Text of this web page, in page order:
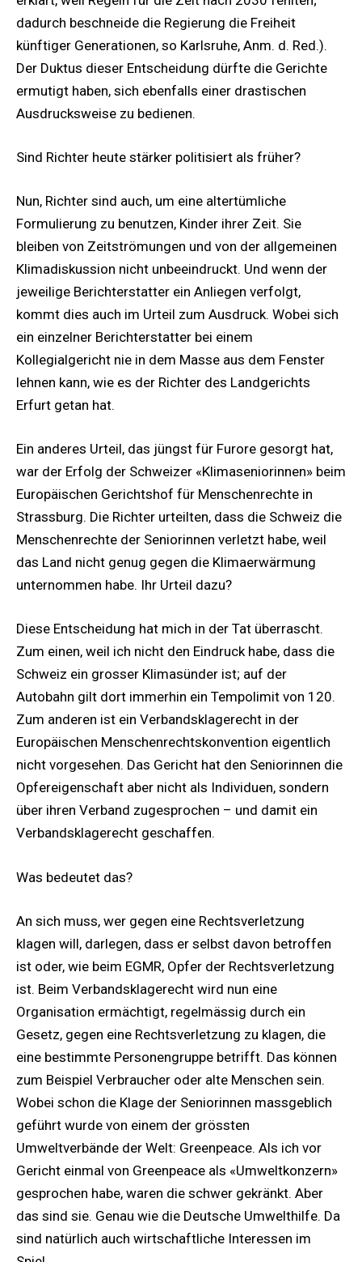
dadurch beschneide die Regierung die Freiheit
künftiger Generationen, so Karlsruhe, Anm. d. Red.).
Der Duktus dieser Entscheidung dürfte die Gerichte
ermutigt haben, sich ebenfalls einer drastischen
Ausdrucksweise zu bedienen.
Sind Richter heute stärker politisiert als früher?
Nun, Richter sind auch, um eine altertümliche
Formulierung zu benutzen, Kinder ihrer Zeit. Sie
bleiben von Zeitströmungen und von der allgemeinen
Klimadiskussion nicht unbeeindruckt. Und wenn der
jeweilige Berichterstatter ein Anliegen verfolgt,
kommt dies auch im Urteil zum Ausdruck. Wobei sich
ein einzelner Berichterstatter bei einem
Kollegialgericht nie in dem Masse aus dem Fenster
lehnen kann, wie es der Richter des Landgerichts
Erfurt getan hat.
Ein anderes Urteil, das jüngst für Furore gesorgt hat,
war der Erfolg der Schweizer «Klimaseniorinnen» beim
Europäischen Gerichtshof für Menschenrechte in
Strassburg. Die Richter urteilten, dass die Schweiz die
Menschenrechte der Seniorinnen verletzt habe, weil
das Land nicht genug gegen die Klimaerwärmung
unternommen habe. Ihr Urteil dazu?
Diese Entscheidung hat mich in der Tat überrascht.
Zum einen, weil ich nicht den Eindruck habe, dass die
Schweiz ein grosser Klimasünder ist; auf der
Autobahn gilt dort immerhin ein Tempolimit von 120.
Zum anderen ist ein Verbandsklagerecht in der
Europäischen Menschenrechtskonvention eigentlich
nicht vorgesehen. Das Gericht hat den Seniorinnen die
Opfereigenschaft aber nicht als Individuen, sondern
über ihren Verband zugesprochen – und damit ein
Verbandsklagerecht geschaffen.
Was bedeutet das?
An sich muss, wer gegen eine Rechtsverletzung
klagen will, darlegen, dass er selbst davon betroffen
ist oder, wie beim EGMR, Opfer der Rechtsverletzung
ist. Beim Verbandsklagerecht wird nun eine
Organisation ermächtigt, regelmässig durch ein
Gesetz, gegen eine Rechtsverletzung zu klagen, die
eine bestimmte Personengruppe betrifft. Das können
zum Beispiel Verbraucher oder alte Menschen sein.
Wobei schon die Klage der Seniorinnen massgeblich
geführt wurde von einem der grössten
Umweltverbände der Welt: Greenpeace. Als ich vor
Gericht einmal von Greenpeace als «Umweltkonzern»
gesprochen habe, waren die schwer gekränkt. Aber
das sind sie. Genau wie die Deutsche Umwelthilfe. Da
sind natürlich auch wirtschaftliche Interessen im